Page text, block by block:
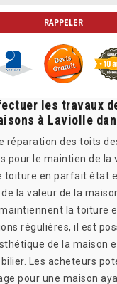
les travaux
à Laviolle
réparation des toits
pour le maintien de la
toiture en parfait état
la valeur de la
la toiture
régulières, il est
de la maison
Les acheteurs
pour une maison